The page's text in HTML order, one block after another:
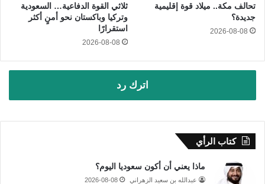
تحالف مكة.. ميلاد قوة إقليمية
جديدة؟
2026-08-08
ثلاثي القوة الدفاعية… السعودية
وتركيا وباكستان نحو أمنٍ أكثر
استقرارًا
2026-08-08
اترك رد
كتاب الرأي
ماذا يعني أن أكون سعوديا اليوم؟
عبدالله بن سعيد الزهراني 2026-08-08